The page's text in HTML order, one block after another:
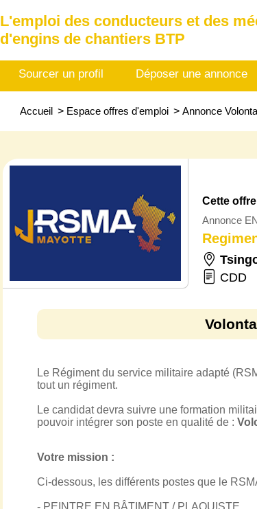
L'emploi des conducteurs et des
d'engins de chantiers BTP
Sourcer un profil Déposer une annonce
Accueil > Espace offres d'emploi > Annonce
Cette
Annonce
CDD
Le Régiment du service militaire adapté
tout un régiment.
Le candidat devra suivre une formation
pouvoir intégrer son poste en qualité de :
Votre mission :
Ci-dessous, les différents postes que le
- PEINTRE EN BÂTIMENT / PLAQUISTE